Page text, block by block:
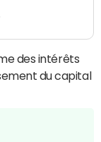
des intérêts
du capital